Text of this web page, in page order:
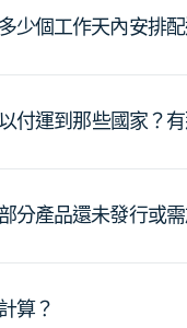
少個工作天內安排配
付運到那些國家？
分產品還未發行或
算？